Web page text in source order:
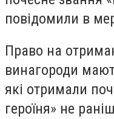
повідомили в
Право на
винагороди
які отримали
героїня» не